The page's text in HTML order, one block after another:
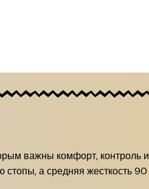
важны комфорт, контроль и
стопы, а средняя жесткость 90